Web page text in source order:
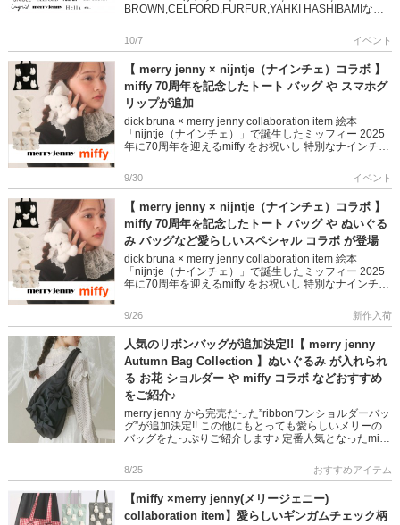
BROWN,CELFORD,FURFUR,YAHKI HASHIBAMIなど
10/7 イベント
【 merry jenny × nijntje（ナインチェ）コラボ 】
miffy 70周年を記念したトート バッグ や スマホグ
リップが追加
dick bruna × merry jenny collaboration item 絵本
「nijntje（ナインチェ）」で誕生したミッフィー 2025
年に70周年を迎えるmiffy をお祝いし 特別なナインチェ
9/30 イベント
【 merry jenny × nijntje（ナインチェ）コラボ 】
miffy 70周年を記念したトート バッグ や ぬいぐる
み バッグなど愛らしいスペシャル コラボ が登場
dick bruna × merry jenny collaboration item 絵本
「nijntje（ナインチェ）」で誕生したミッフィー 2025
年に70周年を迎えるmiffy をお祝いし 特別なナインチェ
9/26 新作入荷
人気のリボンバッグが追加決定!!【 merry jenny
Autumn Bag Collection 】ぬいぐるみ が入れられ
る お花 ショルダー や miffy コラボ などおすすめ
をご紹介♪
merry jenny から完売だった”ribbonワンショルダーバッ
グ”が追加決定!! この他にもとっても愛らしいメリーの
バッグをたっぷりご紹介します♪ 定番人気となったmiffy
8/25 おすすめアイテム
【miffy ×merry jenny(メリージェニー)
collaboration item】愛らしいギンガムチェック柄